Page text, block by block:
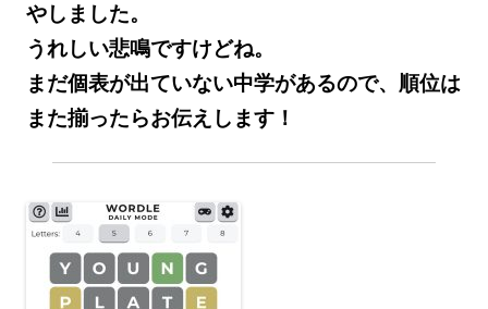
やしました。
うれしい悲鳴ですけどね。
まだ個表が出ていない中学があるので、順位は
また揃ったらお伝えします！